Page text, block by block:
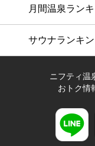
月間温泉ラン
サウナランキ
ニフティ温
おトク情